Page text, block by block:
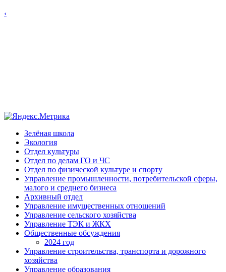
‹
Зелёная школа
Экология
Отдел культуры
Отдел по делам ГО и ЧС
Отдел по физической культуре и спорту
Управление промышленности, потребительской сферы,
малого и среднего бизнеса
Архивный отдел
Управление имущественных отношений
Управление сельского хозяйства
Управление ТЭК и ЖКХ
Общественные обсуждения
2024 год
Управление строительства, транспорта и дорожного
хозяйства
Управление образования